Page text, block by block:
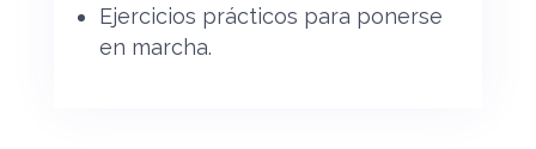
Ejercicios prácticos para ponerse
en marcha.